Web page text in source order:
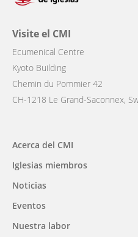
Visite el CMI
Ecumenical Centre
Kyoto Building
Chemin du Pommier 42
CH-1218 Le Grand-Saconnex,
Main
navigation
Acerca del CMI
Iglesias miembros
Noticias
Eventos
Nuestra labor